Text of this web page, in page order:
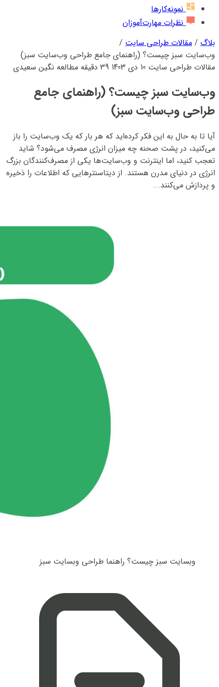
نمونه‌کارها
نظرات مهارت‌آموزان
بلاگ / مقالات طراحی سایت /
وب‌سایت سبز چیست؟ (راهنمای جامع طراحی وب‌سایت سبز)
مقالات طراحی سایت 10 دی 1403 39 دقیقه مطالعه نگین سعیدی
وب‌سایت سبز چیست؟ (راهنمای جامع
طراحی وب‌سایت سبز)
آیا تا به حال به این فکر کرده‌اید که هر بار که یک وب‌سایت را باز
می‌کنید، در پشت صحنه چه میزان انرژی مصرف می‌شود؟ شاید
تعجب کنید، اما اینترنت و وب‌سایت‌ها یکی از مصرف‌کنندگان بزرگ
انرژی در دنیای مدرن هستند. از دیتاسنترهایی که اطلاعات را ذخیره
و پردازش می‌کنند...
وبسایت سبز چیست؟ راهنما طراحی وبسایت سبز